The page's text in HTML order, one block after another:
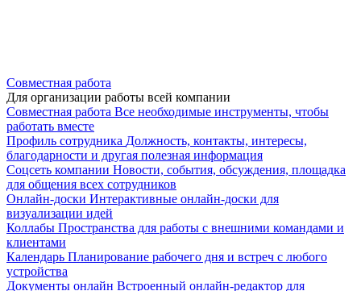
Совместная работа
Для организации работы всей компании
Совместная работа Все необходимые инструменты, чтобы
работать вместе
Профиль сотрудника Должность, контакты, интересы,
благодарности и другая полезная информация
Соцсеть компании Новости, события, обсуждения, площадка
для общения всех сотрудников
Онлайн-доски Интерактивные онлайн-доски для
визуализации идей
Коллабы Пространства для работы с внешними командами и
клиентами
Календарь Планирование рабочего дня и встреч с любого
устройства
Документы онлайн Встроенный онлайн-редактор для